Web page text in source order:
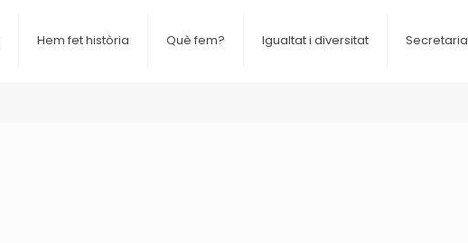
Hem fet història Què fem? Igualtat i diversitat Secretaria